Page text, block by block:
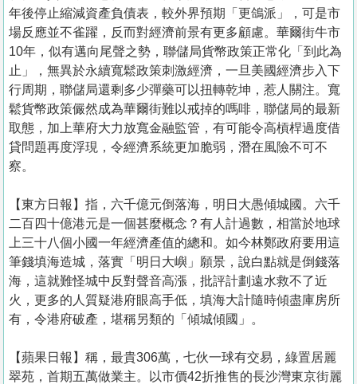
年後停止縮減資產負債表，較外界預期「更鴿派」，可是市
場反應並不雀躍，反而對經濟前景有更多顧慮。華爾街牛市
10年，似有邁向尾聲之勢，聯儲局貨幣政策正常化「到此為
止」，無異於永續寬鬆政策刺激經濟，一旦美國經濟步入下
行周期，聯儲局還剩多少彈藥可以扭轉乾坤，惹人關注。寬
鬆貨幣政策儼然成為華爾街難以戒掉的嗎啡，聯儲局的最新
取態，加上華府大力放寬金融監管，有可能令高槓桿過度借
貸問題再度浮現，令經濟系統更加脆弱，潛在風險不可不
察。
【東方日報】指，六千億元倒落海，明日大愚傾城國。六千
二百四十億港元是一個甚麼概念？有人計過數，相當於地球
上三十八個小國一年經濟產值的總和。如今林鄭政府要用這
筆錢填海造城，落實「明日大嶼」願景，說白點就是倒錢落
海，這就難怪城中反對聲音高漲，批評計劃遠水救不了近
火，更多的人質疑港府眼高手低，填海大計隨時傾盡庫房所
有，令港府破產，堪稱另類的「傾城傾國」。
【蘋果日報】稱，最貴306萬，七伙一球有交易，綠置居麗
翠苑，首期五萬做業主。以市價42折推售的長沙灣東京街麗